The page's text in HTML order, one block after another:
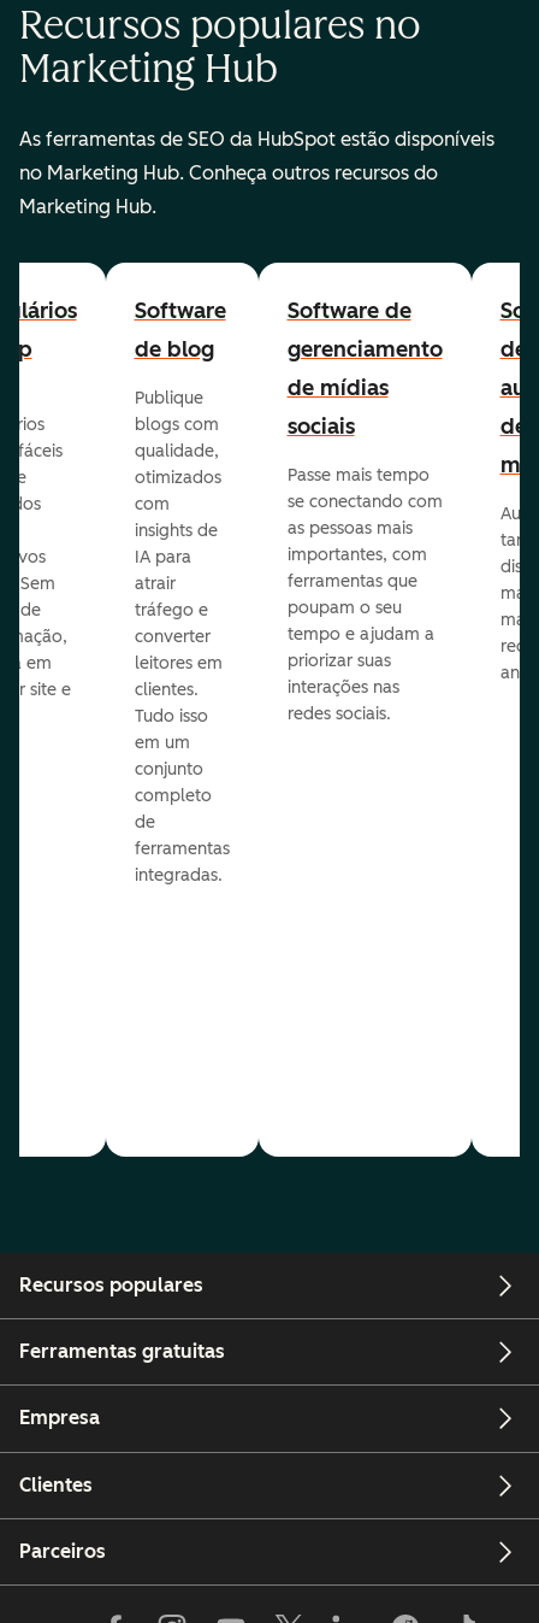
Recursos populares no
Marketing Hub
As ferramentas de SEO da HubSpot estão disponíveis
no Marketing Hub. Conheça outros recursos do
Marketing Hub.
fáceis
e
Sem
de
em
site e
Software
de blog
Publique
blogs com
qualidade,
otimizados
com
insights de
IA para
atrair
tráfego e
converter
leitores em
clientes.
Tudo isso
em um
conjunto
completo
de
ferramentas
integradas.
Software de
gerenciamento
de mídias
sociais
Passe mais tempo
se conectando com
as pessoas mais
importantes, com
ferramentas que
poupam o seu
tempo e ajudam a
priorizar suas
interações nas
redes sociais.
de
de
mail
Recursos populares
Ferramentas gratuitas
Empresa
Clientes
Parceiros